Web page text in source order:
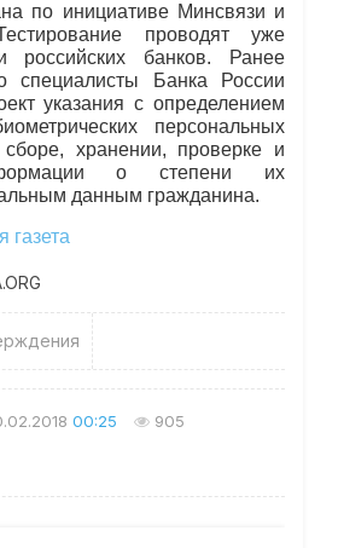
по инициативе Минсвязи и
проводят уже
российских банков. Ранее
специалисты Банка России
указания с определением
персональных
хранении, проверке и
о степени их
данным гражданина.
газета
00:25 905